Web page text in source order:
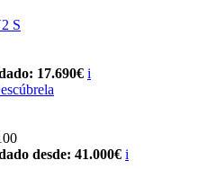
S
17.690€ i
desde: 41.000€ i